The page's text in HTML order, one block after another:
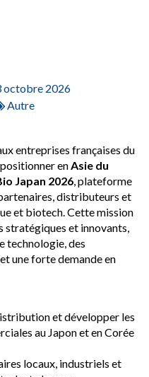
octobre 2026
Autre
entreprises françaises du
enAsie du
Japan 2026, plateforme
distributeurs et
et biotech. Cette mission
stratégiques et innovants,
technologie, des
une forte demande en
et développer les
au Japon et en Corée
locaux, industriels et